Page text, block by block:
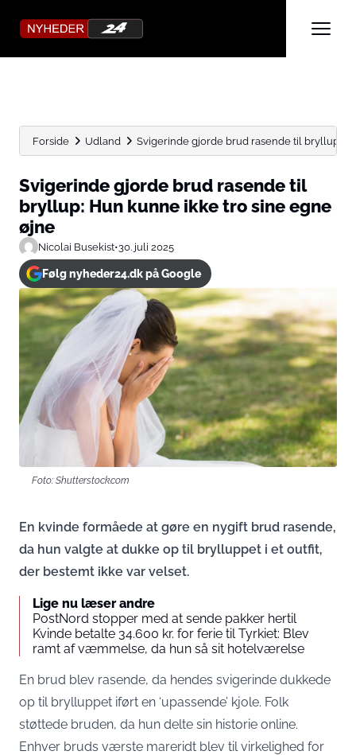
Forside Udland Svigerinde gjorde brud rasende til bryllup:
Svigerinde gjorde brud rasende til
bryllup: Hun kunne ikke tro sine egne
øjne
Nicolai Busekist•30. juli 2025
Følg nyheder24.dk på Google
Foto: Shutterstock.com
En kvinde formåede at gøre en nygift brud rasende,
da hun valgte at dukke op til brylluppet i et outfit,
der bestemt ikke var velset.
Lige nu læser andre
PostNord stopper med at sende pakker hertil
Kvinde betalte 34.600 kr. for ferie til Tyrkiet: Blev
ramt af væmmelse, da hun så sit hotelværelse
En brud blev rasende, da hendes svigerinde dukkede
op til brylluppet iført en ‘upassende’ kjole. Folk
støttede bruden, da hun delte sin historie online.
Enhver bruds værste mareridt blev til virkelighed for